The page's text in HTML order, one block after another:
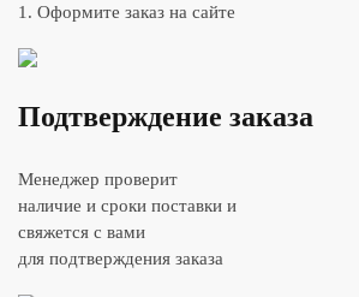
1. Оформите заказ на сайте
Подтверждение заказа
Менеджер проверит
наличие и сроки поставки и
свяжется с вами
для подтверждения заказа